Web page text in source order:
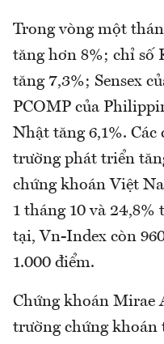
Trong vòng một
tăng hơn 8%; chỉ số
tăng 7,3%; Sensex
PCOMP của
Nhật tăng 6,1%.
trường phát triển
chứng khoán Việt
1 tháng 10 và
tại, Vn-Index còn
1.000 điểm.
Chứng khoán Mirae
trường chứng khoán